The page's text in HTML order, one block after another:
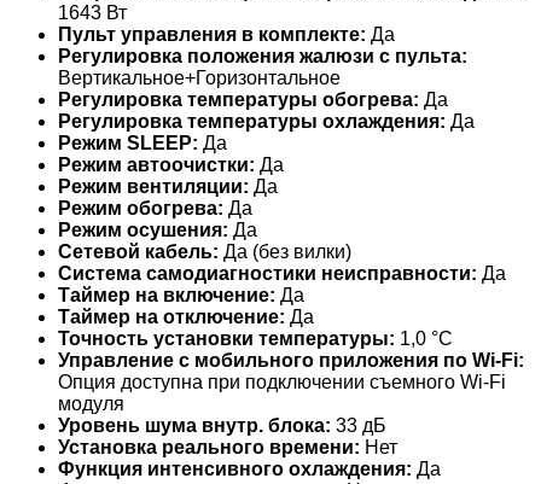
1643 Вт
Пульт управления в комплекте: Да
Регулировка положения жалюзи с пульта:
Вертикальное+Горизонтальное
Регулировка температуры обогрева: Да
Регулировка температуры охлаждения: Да
Режим SLEEP: Да
Режим автоочистки: Да
Режим вентиляции: Да
Режим обогрева: Да
Режим осушения: Да
Сетевой кабель: Да (без вилки)
Система самодиагностики неисправности: Да
Таймер на включение: Да
Таймер на отключение: Да
Точность установки температуры: 1,0 °С
Управление c мобильного приложения по Wi-Fi:
Опция доступна при подключении съемного Wi-Fi
модуля
Уровень шума внутр. блока: 33 дБ
Установка реального времени: Нет
Функция интенсивного охлаждения: Да